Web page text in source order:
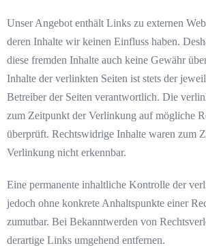
Unser Angebot enthält Links zu externen
deren Inhalte wir keinen Einfluss haben.
diese fremden Inhalte auch keine Gewähr
Inhalte der verlinkten Seiten ist stets der
Betreiber der Seiten verantwortlich. Die
zum Zeitpunkt der Verlinkung auf mögliche
überprüft. Rechtswidrige Inhalte waren zum
Verlinkung nicht erkennbar.
Eine permanente inhaltliche Kontrolle der
jedoch ohne konkrete Anhaltspunkte einer
zumutbar. Bei Bekanntwerden von
derartige Links umgehend entfernen.